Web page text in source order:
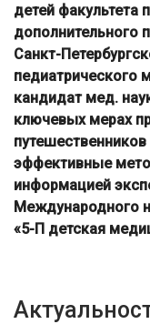
детей факультета
дополнительного
Санкт-
педиатрического
кандидат мед.
ключевых мерах
эффективные
информацией
Международного
«5-П детская